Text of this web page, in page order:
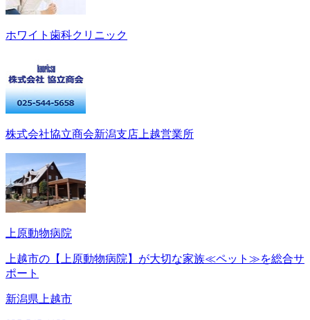
ホワイト歯科クリニック
株式会社協立商会新潟支店上越営業所
上原動物病院
上越市の【上原動物病院】が大切な家族≪ペット≫を総合サ
ポート
新潟県上越市